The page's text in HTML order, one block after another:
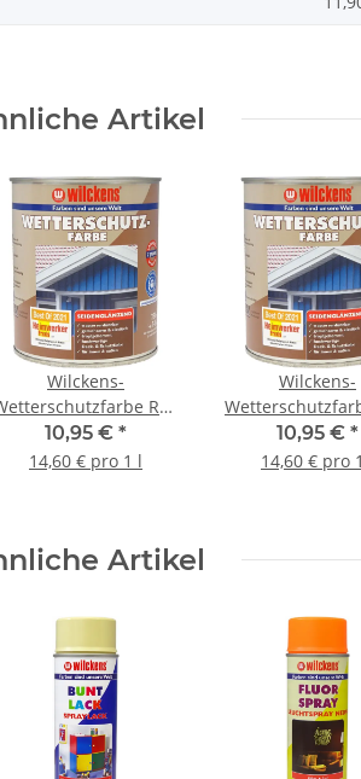
Artikel
Wilckens-
RAL
7016 Anthrazitgrau 0,75
l
10,95 € *
14,60 € pro 1 l
Wilckens-
9010 Reinweiß
10,95 € *
14,60 € pro
Artikel